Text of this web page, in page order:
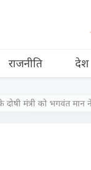
राजनीति देश
मंत्री को भगवंत मान